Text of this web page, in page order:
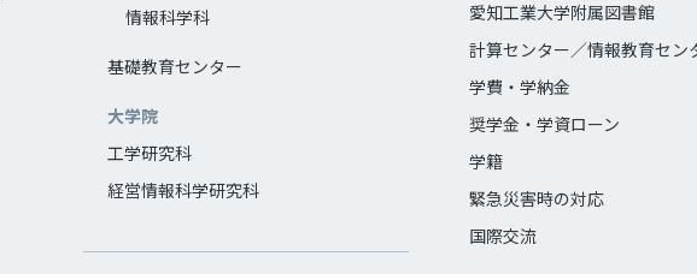
情報科学科
基礎教育センター
大学院
工学研究科
経営情報科学研究科
愛知工業大学附属図書館
計算センター／情報教育セン
学費・学納金
奨学金・学資ローン
学籍
緊急災害時の対応
国際交流